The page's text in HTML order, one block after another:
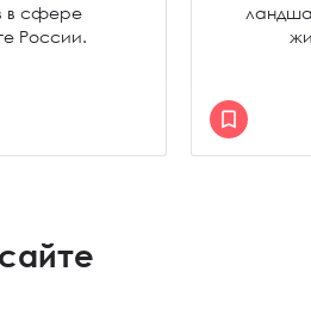
в сфере
России.